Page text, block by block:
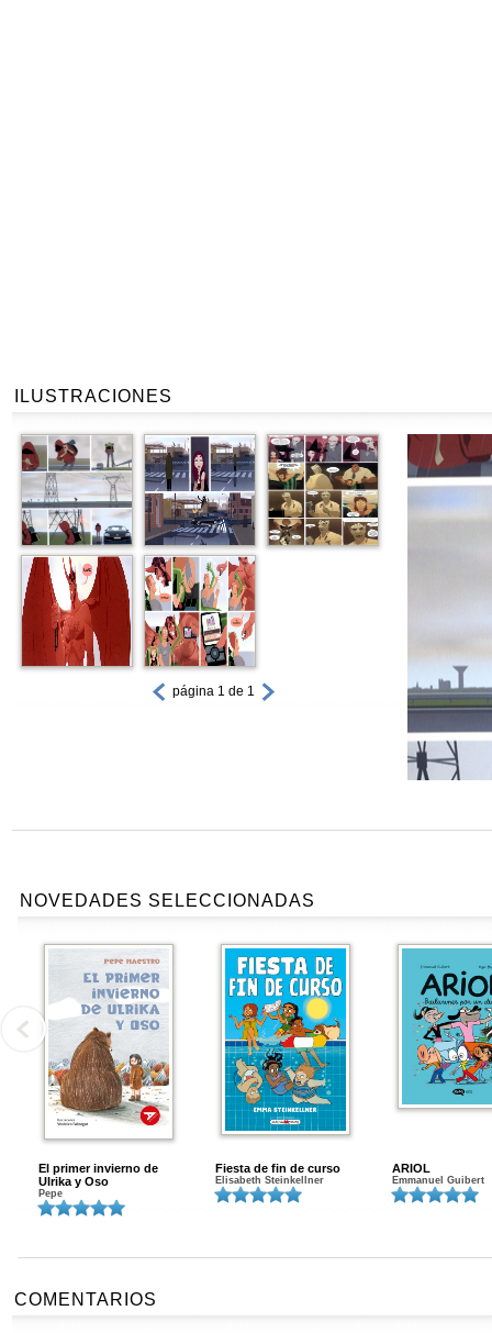
ILUSTRACIONES
página 1 de 1
NOVEDADES SELECCIONADAS
El primer invierno de
Ulrika y Oso
Pepe
Fiesta de fin de curso
Elisabeth Steinkellner
ARIOL
Emmanuel Guibert
COMENTARIOS